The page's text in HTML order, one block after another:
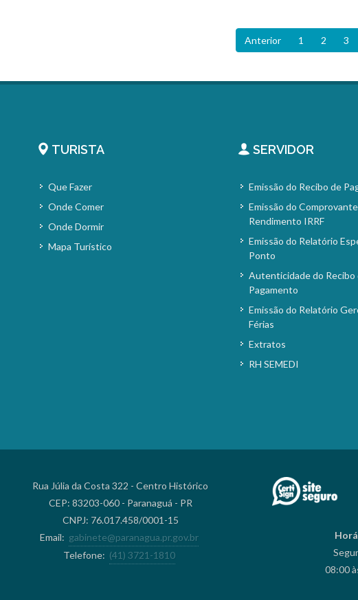
Anterior
1 2 3
TURISTA
Que Fazer
Onde Comer
Onde Dormir
Mapa Turístico
SERVIDOR
Emissão do Recibo de
Emissão do
Rendimento IRRF
Emissão do Relatório
Ponto
Autenticidade do Recibo
Pagamento
Emissão do Relatório
Férias
Extratos
RH SEMEDI
Rua Júlia da Costa 322 - Centro Histórico
CEP: 83203-060 - Paranaguá - PR
CNPJ: 76.017.458/0001-15
Email: gabinete@paranagua.pr.gov.br
Telefone: (41) 3721-1810
08:00